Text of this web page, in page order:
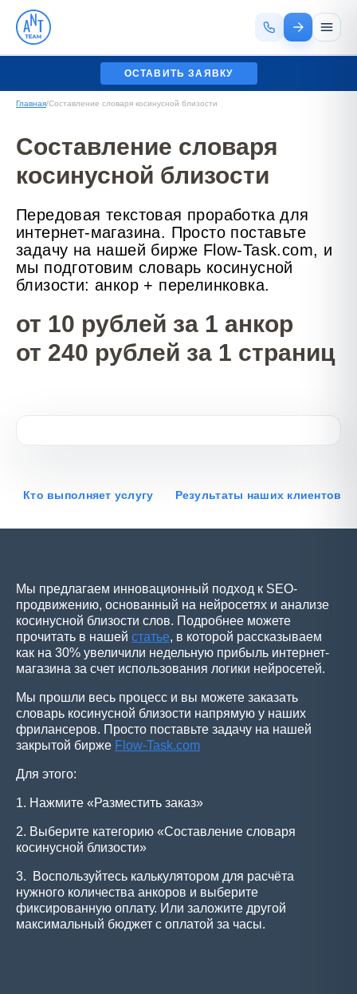
ОСТАВИТЬ ЗАЯВКУ
Главная/Составление словаря косинусной близости
Составление словаря
косинусной близости
Передовая текстовая проработка для
интернет-магазина. Просто поставьте
задачу на нашей бирже Flow-Task.com, и
мы подготовим словарь косинусной
близости: анкор + перелинковка.
от 10 рублей за 1 анкор
от 240 рублей за 1 страниц
Кто выполняет услугу Результаты наших клиентов
Мы предлагаем инновационный подход к SEO-
продвижению, основанный на нейросетях и анализе
косинусной близости слов. Подробнее можете
прочитать в нашей статье, в которой рассказываем
как на 30% увеличили недельную прибыль интернет-
магазина за счет использования логики нейросетей.
Мы прошли весь процесс и вы можете заказать
словарь косинусной близости напрямую у наших
фрилансеров. Просто поставьте задачу на нашей
закрытой бирже Flow-Task.com
Для этого:
1. Нажмите «Разместить заказ»
2. Выберите категорию «Составление словаря
косинусной близости»
3. Воспользуйтесь калькулятором для расчёта
нужного количества анкоров и выберите
фиксированную оплату. Или заложите другой
максимальный бюджет с оплатой за часы.